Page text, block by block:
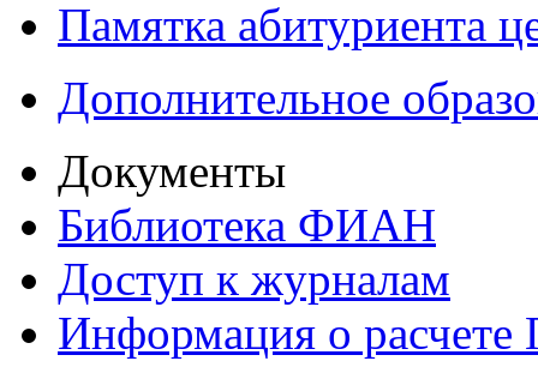
Памятка абитуриента
Дополнительное
Документы
Библиотека ФИАН
Доступ к журналам
Информация о